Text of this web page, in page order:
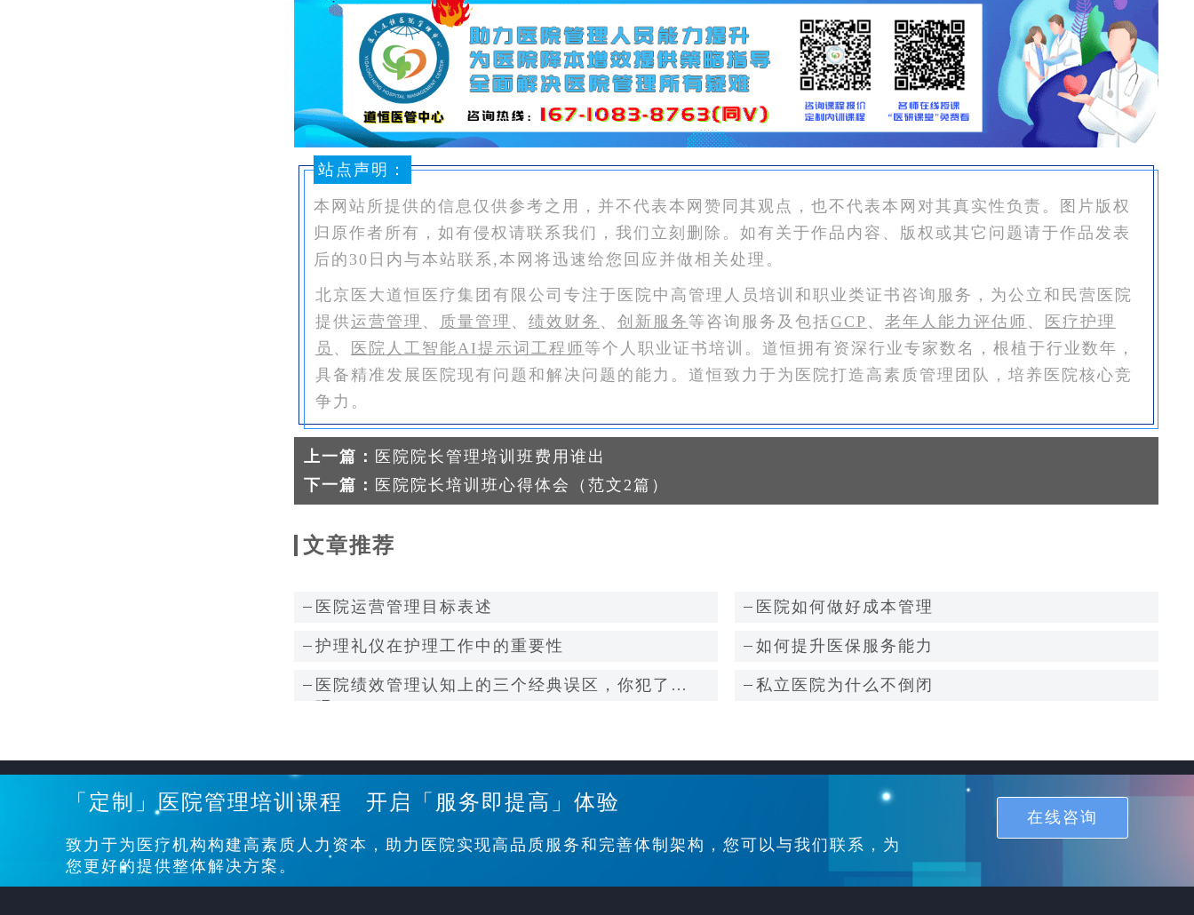
站点声明：
本网站所提供的信息仅供参考之用，并不代表本网赞同其观点，也不代表本网对其真实性负责。图片版权
归原作者所有，如有侵权请联系我们，我们立刻删除。如有关于作品内容、版权或其它问题请于作品发表
后的30日内与本站联系,本网将迅速给您回应并做相关处理。
北京医大道恒医疗集团有限公司专注于医院中高管理人员培训和职业类证书咨询服务，为公立和民营医院
提供运营管理 、 质量管理 、 绩效财务 、 创新服务 等咨询服务及包括GCP 、 老年人能力评估师 、
医疗护理
员 、 医院人工智能AI提示词工程师 等个人职业证书培训。道恒拥有资深行业专家数名，根植于行业数年，
具备精准发展医院现有问题和解决问题的能力。道恒致力于为医院打造高素质管理团队，培养医院核心竞
争力。
上一篇： 医院院长管理培训班费用谁出
下一篇： 医院院长培训班心得体会（范文2篇）
文章推荐
医院运营管理目标表述 医院如何做好成本管理
护理礼仪在护理工作中的重要性 如何提升医保服务能力
医院绩效管理认知上的三个经典误区，你犯了
吗？
私立医院为什么不倒闭
「定制」医院管理培训课程 开启「服务即提高」体验
致力于为医疗机构构建高素质人力资本，助力医院实现高品质服务和完善体制架构，您可以与我们联系，为
您更好的提供整体解决方案。
在线咨询